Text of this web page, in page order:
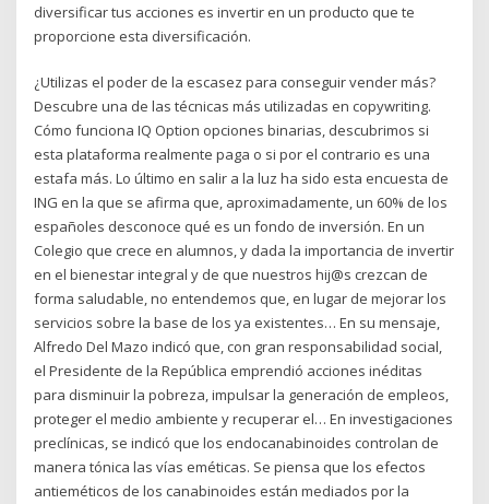
diversificar tus acciones es invertir en un producto que te
proporcione esta diversificación.
¿Utilizas el poder de la escasez para conseguir vender más?
Descubre una de las técnicas más utilizadas en copywriting.
Cómo funciona IQ Option opciones binarias, descubrimos si
esta plataforma realmente paga o si por el contrario es una
estafa más. Lo último en salir a la luz ha sido esta encuesta de
ING en la que se afirma que, aproximadamente, un 60% de los
españoles desconoce qué es un fondo de inversión. En un
Colegio que crece en alumnos, y dada la importancia de invertir
en el bienestar integral y de que nuestros hij@s crezcan de
forma saludable, no entendemos que, en lugar de mejorar los
servicios sobre la base de los ya existentes… En su mensaje,
Alfredo Del Mazo indicó que, con gran responsabilidad social,
el Presidente de la República emprendió acciones inéditas
para disminuir la pobreza, impulsar la generación de empleos,
proteger el medio ambiente y recuperar el… En investigaciones
preclínicas, se indicó que los endocanabinoides controlan de
manera tónica las vías eméticas. Se piensa que los efectos
antieméticos de los canabinoides están mediados por la